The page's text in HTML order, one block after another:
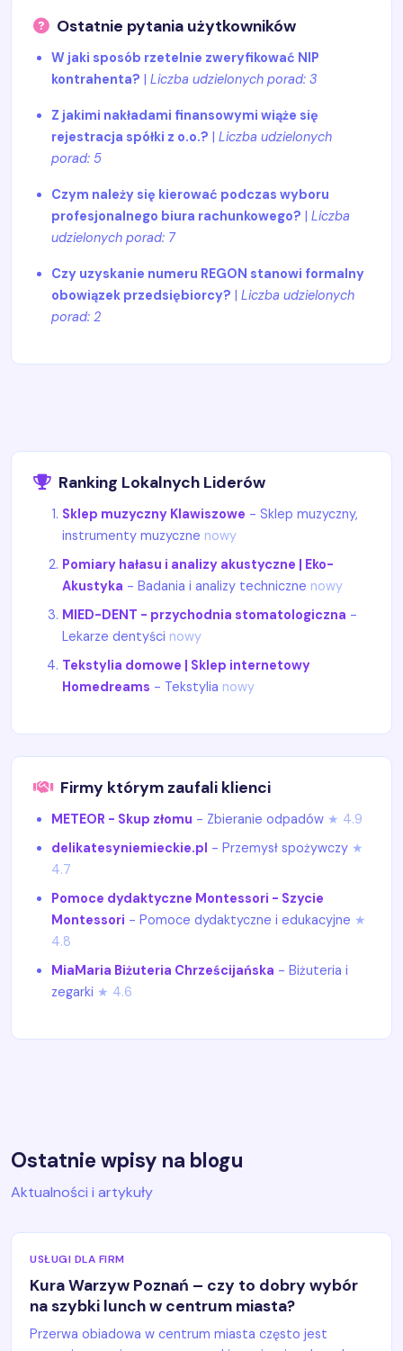
Ostatnie pytania użytkowników
W jaki sposób rzetelnie zweryfikować NIP
kontrahenta? | Liczba udzielonych porad: 3
Z jakimi nakładami finansowymi wiąże się
rejestracja spółki z o.o.? | Liczba udzielonych
porad: 5
Czym należy się kierować podczas wyboru
profesjonalnego biura rachunkowego? | Liczba
udzielonych porad: 7
Czy uzyskanie numeru REGON stanowi formalny
obowiązek przedsiębiorcy? | Liczba udzielonych
porad: 2
Ranking Lokalnych Liderów
Sklep muzyczny Klawiszowe - Sklep muzyczny,
instrumenty muzyczne nowy
Pomiary hałasu i analizy akustyczne | Eko-
Akustyka - Badania i analizy techniczne nowy
MIED-DENT - przychodnia stomatologiczna -
Lekarze dentyści nowy
Tekstylia domowe | Sklep internetowy
Homedreams - Tekstylia nowy
Firmy którym zaufali klienci
METEOR - Skup złomu - Zbieranie odpadów ★ 4.9
delikatesyniemieckie.pl - Przemysł spożywczy ★
4.7
Pomoce dydaktyczne Montessori - Szycie
Montessori - Pomoce dydaktyczne i edukacyjne ★
4.8
MiaMaria Biżuteria Chrześcijańska - Biżuteria i
zegarki ★ 4.6
Ostatnie wpisy na blogu
Aktualności i artykuły
USŁUGI DLA FIRM
Kura Warzyw Poznań – czy to dobry wybór
na szybki lunch w centrum miasta?
Przerwa obiadowa w centrum miasta często jest